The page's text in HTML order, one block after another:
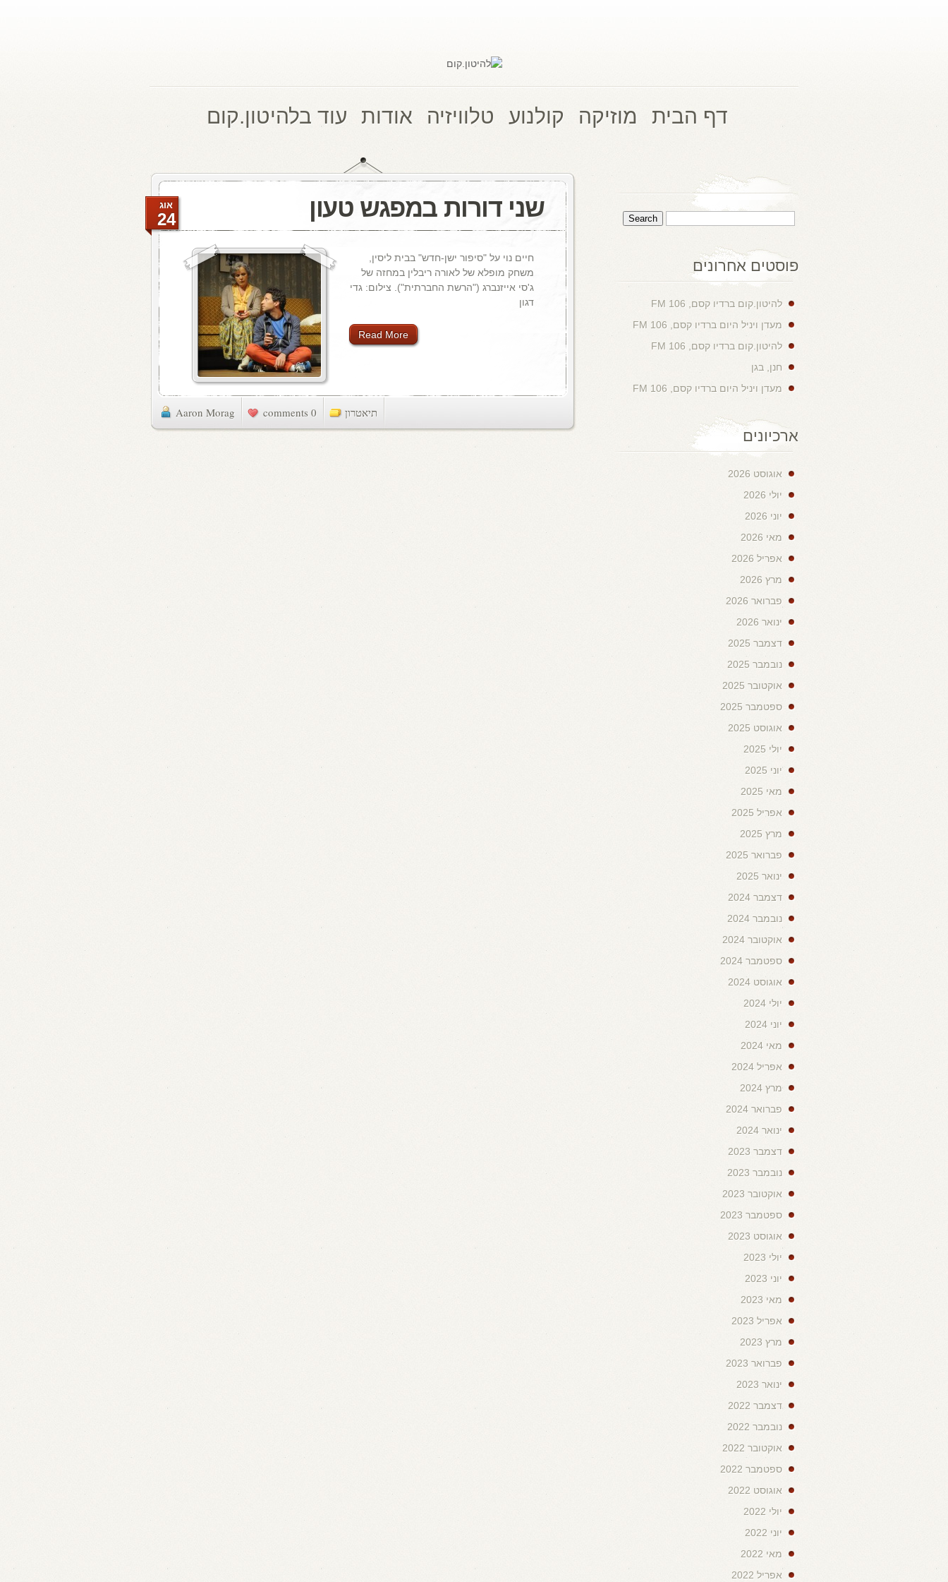
דף הבית מוזיקה קולנוע טלוויזיה אודות עוד בלהיטון.קום
שני דורות במפגש טעון אוג
24
חיים נוי על "סיפור ישן-חדש" בבית ליסין,
משחק מופלא של לאורה ריבלין במחזה של
ג'סי אייזנברג ("הרשת החברתית"). צילום: גדי
דגון
Read More
Aaron Morag 0 comments תיאטרון
פוסטים אחרונים
להיטון.קום ברדיו קסם, 106 FM
מעדן ויניל היום ברדיו קסם, 106 FM
להיטון.קום ברדיו קסם, 106 FM
חנן, בגן
מעדן ויניל היום ברדיו קסם, 106 FM
ארכיונים
אוגוסט 2026
יולי 2026
יוני 2026
מאי 2026
אפריל 2026
מרץ 2026
פברואר 2026
ינואר 2026
דצמבר 2025
נובמבר 2025
אוקטובר 2025
ספטמבר 2025
אוגוסט 2025
יולי 2025
יוני 2025
מאי 2025
אפריל 2025
מרץ 2025
פברואר 2025
ינואר 2025
דצמבר 2024
נובמבר 2024
אוקטובר 2024
ספטמבר 2024
אוגוסט 2024
יולי 2024
יוני 2024
מאי 2024
אפריל 2024
מרץ 2024
פברואר 2024
ינואר 2024
דצמבר 2023
נובמבר 2023
אוקטובר 2023
ספטמבר 2023
אוגוסט 2023
יולי 2023
יוני 2023
מאי 2023
אפריל 2023
מרץ 2023
פברואר 2023
ינואר 2023
דצמבר 2022
נובמבר 2022
אוקטובר 2022
ספטמבר 2022
אוגוסט 2022
יולי 2022
יוני 2022
מאי 2022
אפריל 2022